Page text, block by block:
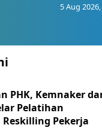
5 Aug
PHK, Kemnaker
Pelatihan
Pekerja